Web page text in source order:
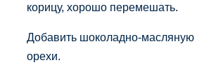
корицу, хорошо перемешать.
Добавить шоколадно-масляную
орехи.